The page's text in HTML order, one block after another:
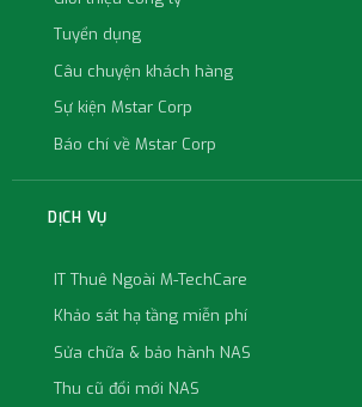
Tuyển dụng
Câu chuyện khách hàng
Sự kiện Mstar Corp
Báo chí về Mstar Corp
DỊCH VỤ
IT Thuê Ngoài M-TechCare
Khảo sát hạ tầng miễn phí
Sửa chữa & bảo hành NAS
Thu cũ đổi mới NAS